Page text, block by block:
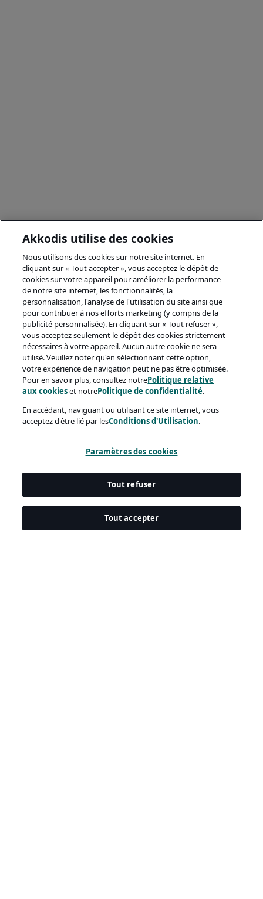
Akkodis utilise des cookies
Nous utilisons des cookies sur notre site internet. En
cliquant sur « Tout accepter », vous acceptez le dépôt de
cookies sur votre appareil pour améliorer la performance
de notre site internet, les fonctionnalités, la
personnalisation, l'analyse de l'utilisation du site ainsi que
pour contribuer à nos efforts marketing (y compris de la
publicité personnalisée). En cliquant sur « Tout refuser »,
vous acceptez seulement le dépôt des cookies strictement
nécessaires à votre appareil. Aucun autre cookie ne sera
utilisé. Veuillez noter qu'en sélectionnant cette option,
votre expérience de navigation peut ne pas être optimisée.
Pour en savoir plus, consultez notrePolitique relative
aux cookieset notrePolitique de confidentialité.
En accédant, naviguant ou utilisant ce site internet, vous
acceptez d'être lié par lesConditions d'Utilisation.
Paramètres des cookies
Tout refuser
Tout accepter